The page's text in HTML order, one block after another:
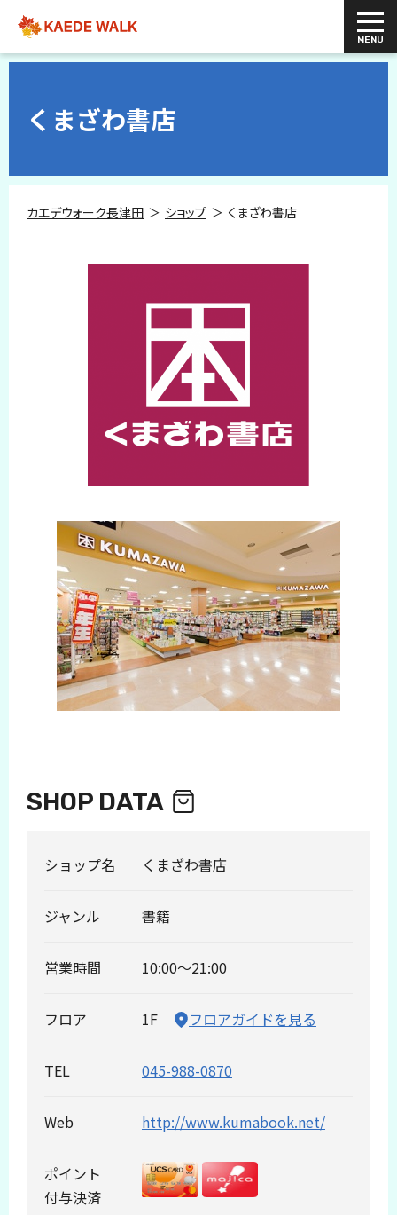
くまざわ書店
カエデウォーク長津田 ショップ くまざわ書店
SHOP DATA
ショップ名 くまざわ書店
ジャンル 書籍
営業時間 10:00～21:00
フロア 1F フロアガイドを見る
TEL 045-988-0870
Web http://www.kumabook.net/
ポイント
付与決済